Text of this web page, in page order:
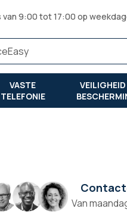
9:00 tot 17:00 op
VASTE
TELEFONIE
Van